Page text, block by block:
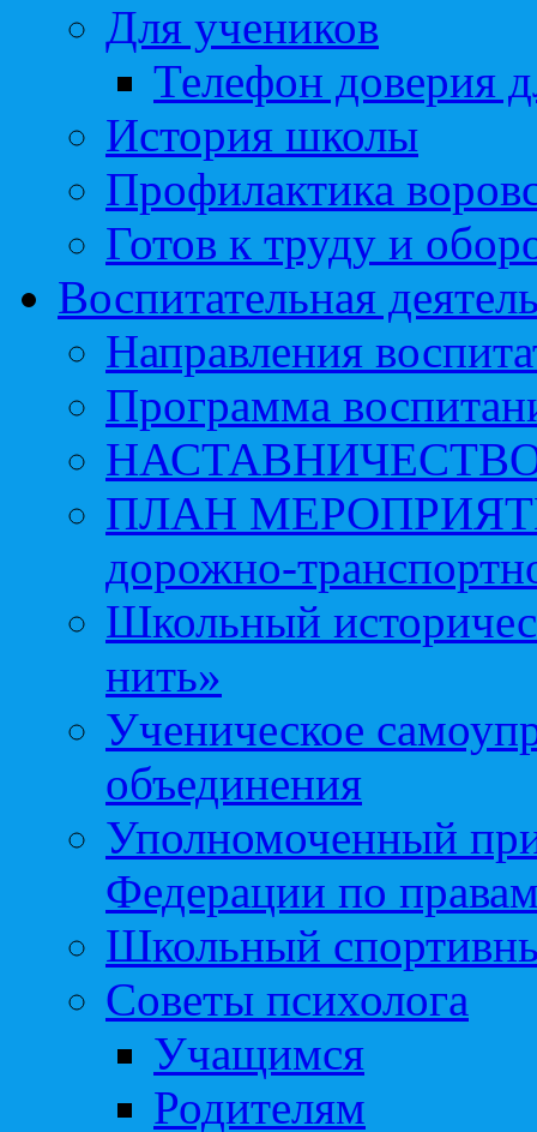
Для учеников
Телефон доверия
История школы
Профилактика
Готов к труду и
Воспитательная
Направления
Программа
ПЛАН МЕРОПРИЯТИЙ
дорожно-
Школьный
нить»
Ученическое
объединения
Уполномоченный
Федерации по
Школьный
Советы психолога
Учащимся
Родителям